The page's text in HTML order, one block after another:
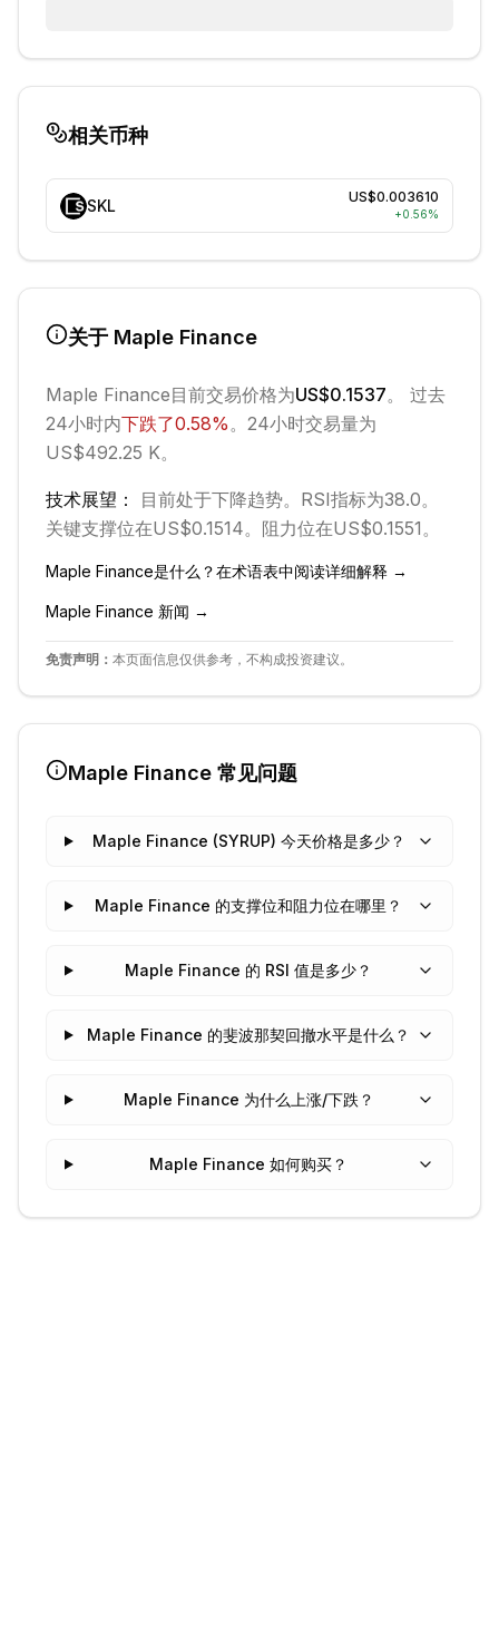
相关币种
SKL US$0.003610
+0.56%
关于 Maple Finance
Maple Finance目前交易价格为US$0.1537。 过去
24小时内下跌了0.58%。 24小时交易量为
US$492.25 K。
技术展望： 目前处于下降趋势。 RSI指标为38.0。
关键支撑位在US$0.1514。 阻力位在US$0.1551。
Maple Finance是什么？在术语表中阅读详细解释 →
Maple Finance 新闻 →
免责声明： 本页面信息仅供参考，不构成投资建议。
Maple Finance 常见问题
Maple Finance (SYRUP) 今天价格是多少？
Maple Finance 的支撑位和阻力位在哪里？
Maple Finance 的 RSI 值是多少？
Maple Finance 的斐波那契回撤水平是什么？
Maple Finance 为什么上涨/下跌？
Maple Finance 如何购买？